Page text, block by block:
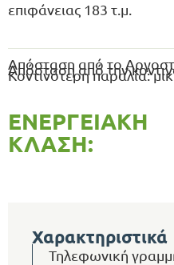
επιφάνειας 183 τ.μ.
Απόσταση από το
Απόσταση από την
Κοντινότερη παραλία:
ΕΝΕΡΓΕΙΑΚΉ
ΚΛΆΣΗ:
Χαρακτηριστικά
Τηλεφωνική